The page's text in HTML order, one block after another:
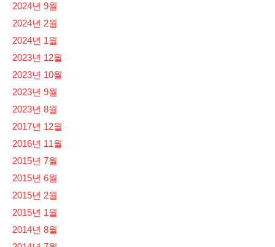
2024년 9월
2024년 2월
2024년 1월
2023년 12월
2023년 10월
2023년 9월
2023년 8월
2017년 12월
2016년 11월
2015년 7월
2015년 6월
2015년 2월
2015년 1월
2014년 8월